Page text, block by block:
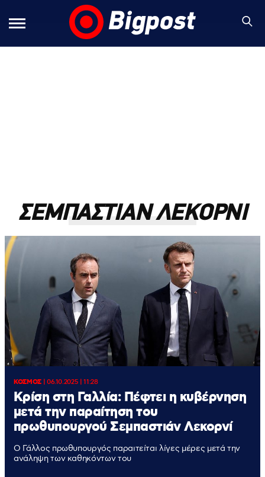
ΣΕΜΠΑΣΤΙΑΝ ΛΕΚΟΡΝΙ
ΚΟΣΜΟΣ| 06.10.2025 | 11:28
Κρίση στη Γαλλία: Πέφτει η κυβέρνηση
μετά την παραίτηση του
πρωθυπουργού Σεμπαστιάν Λεκορνί
Ο Γάλλος πρωθυπουργός παραιτείται λίγες μέρες μετά την
ανάληψη των καθηκόντων του